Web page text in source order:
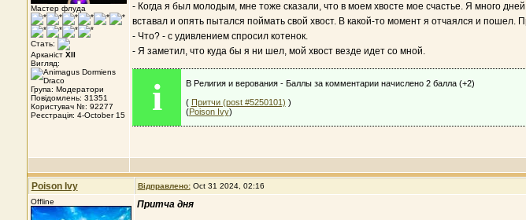
Мастер флуда
Стать:
Арканіст XII
Вигляд:
Група: Модератори
Повідомлень: 31351
Користувач №: 92277
Реєстрація: 4-October 15
- Когда я был молодым, мне тоже сказали, что в моем хвосте мое счастье. Я много
вставал и опять пытался поймать свой хвост. В какой-то момент я отчаялся и пошел.
- Что? - с удивлением спросил котенок.
- Я заметил, что куда бы я ни шел, мой хвост везде идет со мной.
i
В Религия и верования - Баллы за комментарии начислено 2 балла (+2)
( Притчи (post #5250101) )
(Poison Ivy)
Poison Ivy Відправлено: Oct 31 2024, 02:16
Offline
Притча дня